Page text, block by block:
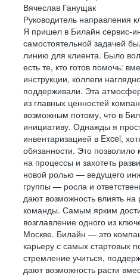
Вячеслав Ганущак
Руководитель направления
Я пришел в Билайн сервис-
самостоятельной задачей
линию для клиента. Было
есть те, кто готов помочь:
инструкции, коллеги
поддерживали. Эта
из главных ценностей
возможным потому, что в
инициативу. Однажды я
инвентаризацией в Excel,
обязанности. Это позволило
на процессы и захотеть
новой ролью — ведущего
группы — росла и
дают возможность влиять
команды. Самым ярким
возглавление одного из
Москве. Билайн — это
карьеру с самых стартовых
стремление учиться,
дают возможность расти